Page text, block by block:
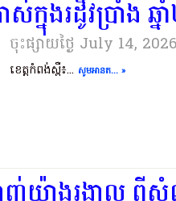
ស់ក្នុងរដូវប្រាំង
ចុះផ្សាយថ្ងៃ​ July 14,
ខេត្តកំពង់ស្ពឺ៖... សូមអានត... »